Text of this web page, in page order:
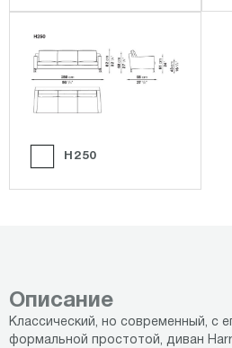
H250
Описание
Классический, но современный, с
формальной простотой, диван